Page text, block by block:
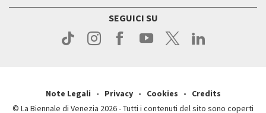
Contatti
SEGUICI SU
Note Legali Privacy Cookies
Credits
© La Biennale di Venezia 2026 - Tutti i contenuti del sito sono coperti